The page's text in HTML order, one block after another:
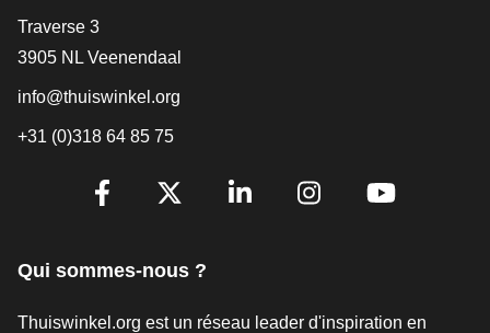
[_General:Contact]
Traverse 3
3905 NL Veenendaal
info@thuiswinkel.org
+31 (0)318 64 85 75
[_General:SocialMediaTitle]
Qui sommes-nous ?
Thuiswinkel.org est un réseau leader d'inspiration en